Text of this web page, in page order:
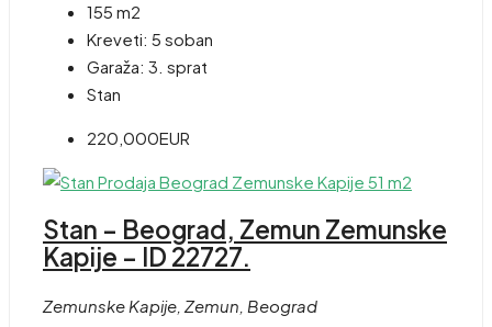
155 m2
Kreveti: 5 soban
Garaža: 3. sprat
Stan
220,000EUR
Stan – Beograd, Zemun Zemunske
Kapije – ID 22727.
Zemunske Kapije, Zemun, Beograd